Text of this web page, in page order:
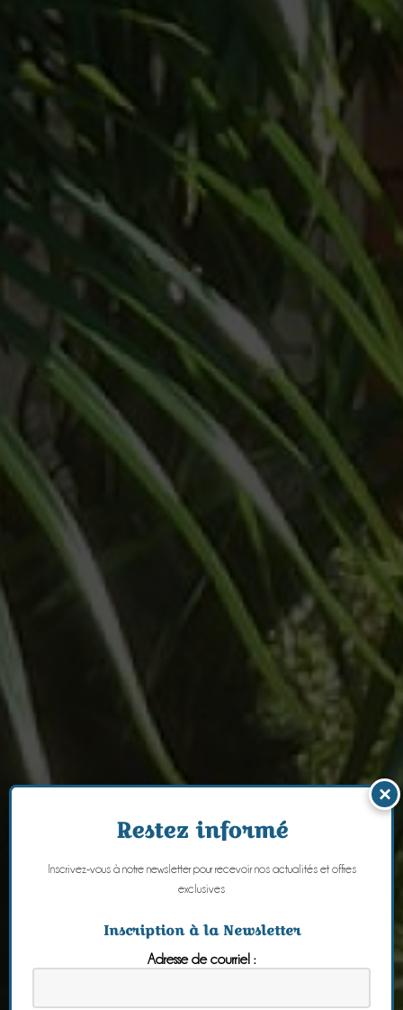
×
Restez informé
Inscrivez-vous à notre newsletter pour recevoir nos actualités et offres
exclusives
Inscription à la Newsletter
Adresse de courriel :